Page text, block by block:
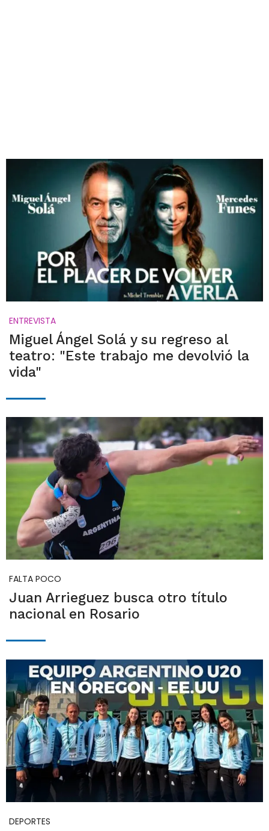
ENTREVISTA
Miguel Ángel Solá y su regreso al
teatro: "Este trabajo me devolvió la
vida"
FALTA POCO
Juan Arrieguez busca otro título
nacional en Rosario
DEPORTES